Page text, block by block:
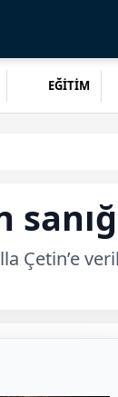
EĞİTİM
Çetin’e